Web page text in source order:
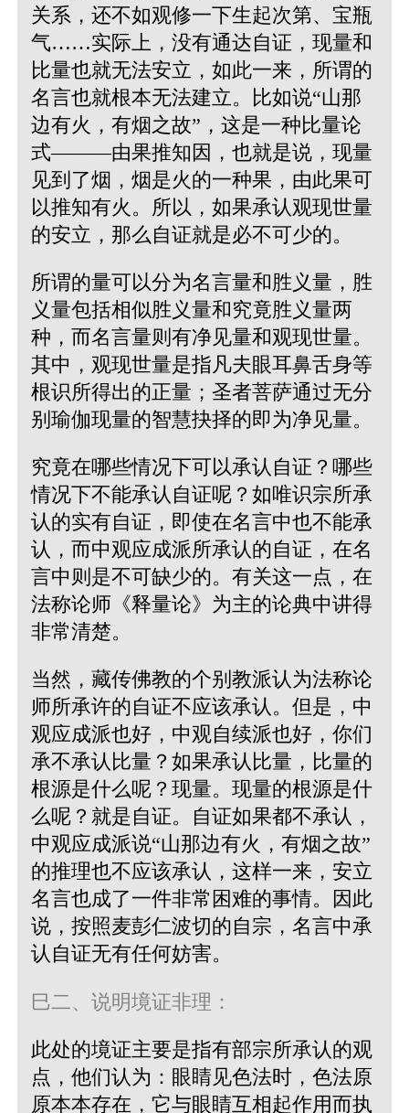
关系，还不如观修一下生起次第、宝瓶
气……实际上，没有通达自证，现量和
比量也就无法安立，如此一来，所谓的
名言也就根本无法建立。比如说“山那
边有火，有烟之故”，这是一种比量论
式———由果推知因，也就是说，现量
见到了烟，烟是火的一种果，由此果可
以推知有火。所以，如果承认观现世量
的安立，那么自证就是必不可少的。
所谓的量可以分为名言量和胜义量，胜
义量包括相似胜义量和究竟胜义量两
种，而名言量则有净见量和观现世量。
其中，观现世量是指凡夫眼耳鼻舌身等
根识所得出的正量；圣者菩萨通过无分
别瑜伽现量的智慧抉择的即为净见量。
究竟在哪些情况下可以承认自证？哪些
情况下不能承认自证呢？如唯识宗所承
认的实有自证，即使在名言中也不能承
认，而中观应成派所承认的自证，在名
言中则是不可缺少的。有关这一点，在
法称论师《释量论》为主的论典中讲得
非常清楚。
当然，藏传佛教的个别教派认为法称论
师所承许的自证不应该承认。但是，中
观应成派也好，中观自续派也好，你们
承不承认比量？如果承认比量，比量的
根源是什么呢？现量。现量的根源是什
么呢？就是自证。自证如果都不承认，
中观应成派说“山那边有火，有烟之故”
的推理也不应该承认，这样一来，安立
名言也成了一件非常困难的事情。因此
说，按照麦彭仁波切的自宗，名言中承
认自证无有任何妨害。
巳二、说明境证非理：
此处的境证主要是指有部宗所承认的观
点，他们认为：眼睛见色法时，色法原
原本本存在，它与眼睛互相起作用而执